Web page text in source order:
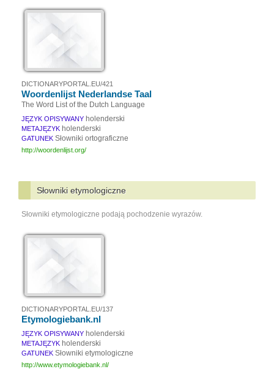
DICTIONARYPORTAL.EU/421
Woordenlijst Nederlandse Taal
The Word List of the Dutch Language
JĘZYK OPISYWANY holenderski
METAJĘZYK holenderski
GATUNEK Słowniki ortograficzne
http://woordenlijst.org/
Słowniki etymologiczne
Słowniki etymologiczne podają pochodzenie wyrazów.
DICTIONARYPORTAL.EU/137
Etymologiebank.nl
JĘZYK OPISYWANY holenderski
METAJĘZYK holenderski
GATUNEK Słowniki etymologiczne
http://www.etymologiebank.nl/